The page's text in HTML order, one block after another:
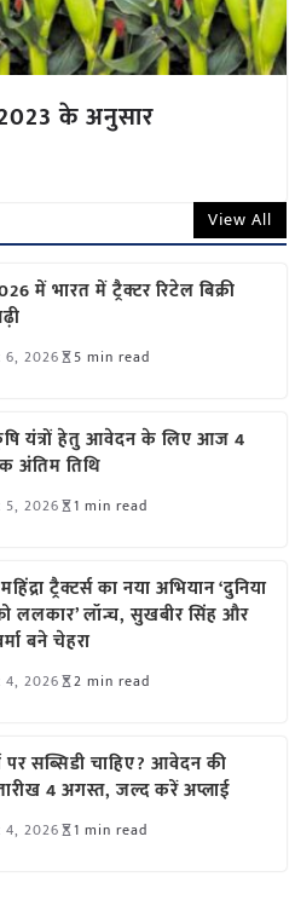
के अनुसार
View All
में भारत में ट्रैक्टर रिटेल बिक्री
6, 2026 5 min read
यंत्रों हेतु आवेदन के लिए आज 4
अंतिम तिथि
5, 2026 1 min read
ट्रैक्टर्स का नया अभियान ‘दुनिया
ललकार’ लॉन्च, सुखबीर सिंह और
बने चेहरा
4, 2026 2 min read
पर सब्सिडी चाहिए? आवेदन की
4 अगस्त, जल्द करें अप्लाई
4, 2026 1 min read